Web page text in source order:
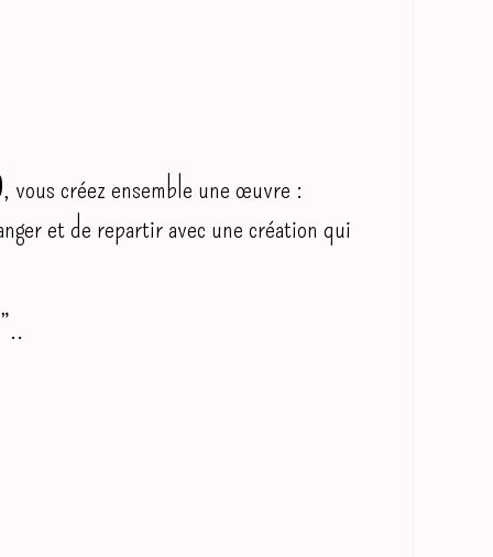
, vous créez ensemble une œuvre :
et de repartir avec une création qui